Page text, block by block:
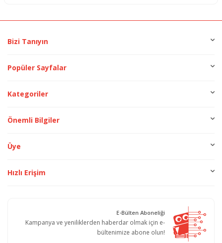
Bizi Tanıyın
Popüler Sayfalar
Kategoriler
Önemli Bilgiler
Üye
Hızlı Erişim
E-Bülten Aboneliği
Kampanya ve yeniliklerden haberdar olmak için e-
bültenimize abone olun!